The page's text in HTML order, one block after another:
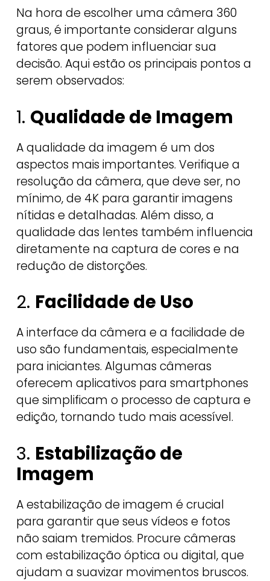
Na hora de escolher uma câmera 360
graus, é importante considerar alguns
fatores que podem influenciar sua
decisão. Aqui estão os principais pontos a
serem observados:
1. Qualidade de Imagem
A qualidade da imagem é um dos
aspectos mais importantes. Verifique a
resolução da câmera, que deve ser, no
mínimo, de 4K para garantir imagens
nítidas e detalhadas. Além disso, a
qualidade das lentes também influencia
diretamente na captura de cores e na
redução de distorções.
2. Facilidade de Uso
A interface da câmera e a facilidade de
uso são fundamentais, especialmente
para iniciantes. Algumas câmeras
oferecem aplicativos para smartphones
que simplificam o processo de captura e
edição, tornando tudo mais acessível.
3. Estabilização de
Imagem
A estabilização de imagem é crucial
para garantir que seus vídeos e fotos
não saiam tremidos. Procure câmeras
com estabilização óptica ou digital, que
ajudam a suavizar movimentos bruscos.